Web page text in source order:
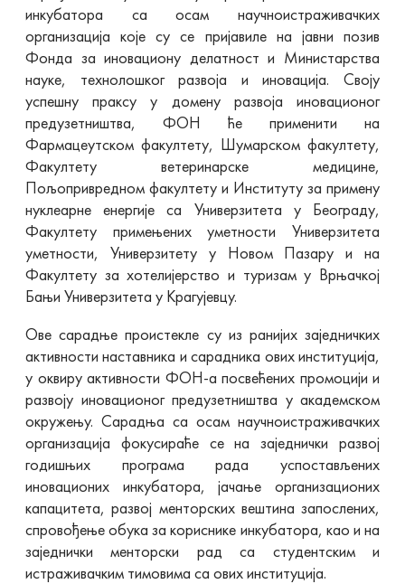
инкубатора са осам научноистраживачких
организација које су се пријавиле на јавни позив
Фонда за иновациону делатност и Министарства
науке, технолошког развоја и иновација. Своју
успешну праксу у домену развоја иновационог
предузетништва, ФОН ће применити на
Фармацеутском факултету, Шумарском факултету,
Факултету ветеринарске медицине,
Пољопривредном факултету и Институту за примену
нуклеарне енергије са Универзитета у Београду,
Факултету примењених уметности Универзитета
уметности, Универзитету у Новом Пазару и на
Факултету за хотелијерство и туризам у Врњачкој
Бањи Универзитета у Крагујевцу.
Ове сарадње проистекле су из ранијих заједничких
активности наставника и сарадника ових институција,
у оквиру активности ФОН-а посвећених промоцији и
развоју иновационог предузетништва у академском
окружењу. Сарадња са осам научноистраживачких
организација фокусираће се на заједнички развој
годишњих програма рада успостављених
иновационих инкубатора, јачање организационих
капацитета, развој менторских вештина запослених,
спровођење обука за кориснике инкубатора, као и на
заједнички менторски рад са студентским и
истраживачким тимовима са ових институција.